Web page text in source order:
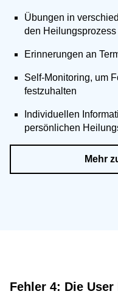
Übungen in
den
Erinnerungen an
Self-Monitoring, um
festzuhalten
Individuellen
persönlichen
Mehr
Fehler 4: Die